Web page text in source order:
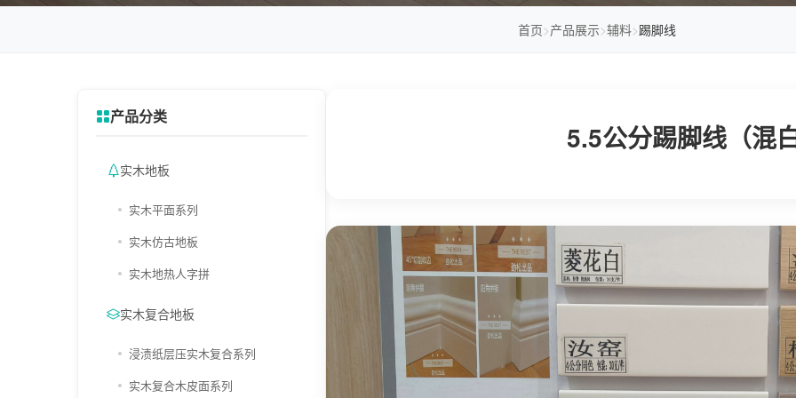
首页>产品展示>辅料>踢脚线
产品分类
实木地板
实木平面系列
实木仿古地板
实木地热人字拼
实木复合地板
浸渍纸层压实木复合系列
实木复合木皮面系列
5.5公分踢脚线（混